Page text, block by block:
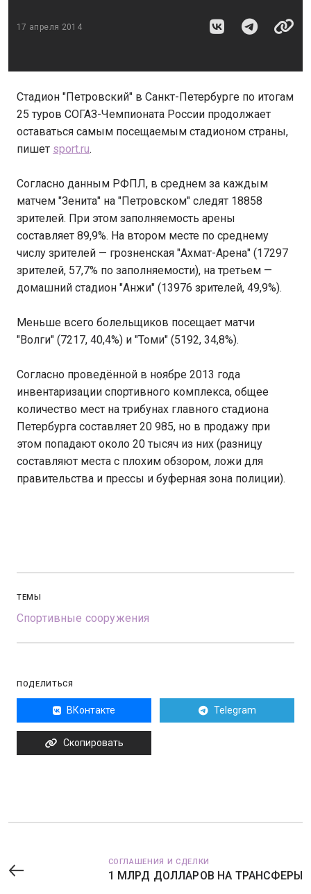
17 апреля 2014
Стадион "Петровский" в Санкт-Петербурге по итогам
25 туров СОГАЗ-Чемпионата России продолжает
оставаться самым посещаемым стадионом страны,
пишет sport.ru.
Согласно данным РФПЛ, в среднем за каждым
матчем "Зенита" на "Петровском" следят 18858
зрителей. При этом заполняемость арены
составляет 89,9%. На втором месте по среднему
числу зрителей — грозненская "Ахмат-Арена" (17297
зрителей, 57,7% по заполняемости), на третьем —
домашний стадион "Анжи" (13976 зрителей, 49,9%).
Меньше всего болельщиков посещает матчи
"Волги" (7217, 40,4%) и "Томи" (5192, 34,8%).
Согласно проведённой в ноябре 2013 года
инвентаризации спортивного комплекса, общее
количество мест на трибунах главного стадиона
Петербурга составляет 20 985, но в продажу при
этом попадают около 20 тысяч из них (разницу
составляют места с плохим обзором, ложи для
правительства и прессы и буферная зона полиции).
ТЕМЫ
Спортивные сооружения
ПОДЕЛИТЬСЯ
ВКонтакте Telegram
Скопировать
СОГЛАШЕНИЯ И СДЕЛКИ
1 МЛРД ДОЛЛАРОВ НА ТРАНСФЕРЫ